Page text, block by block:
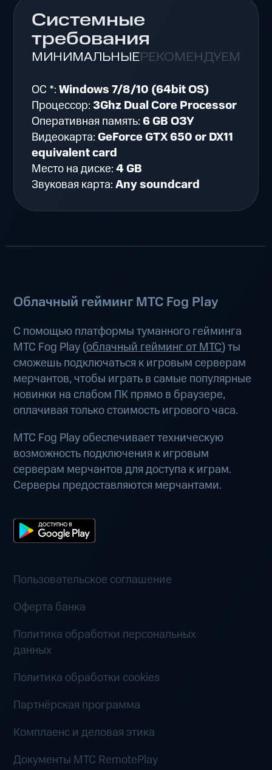
Системные
требования
МИНИМАЛЬНЫЕРЕКОМЕНДУЕМЫЕ
ОС *:Windows 7/8/10 (64bit OS)
Процессор:3Ghz Dual Core Processor
Оперативная память:6 GB ОЗУ
Видеокарта:GeForce GTX 650 or DX11
equivalent card
Место на диске:4 GB
Звуковая карта:Any soundcard
Облачный гейминг МТС Fog Play
С помощью платформы туманного гейминга
МТС Fog Play (облачный гейминг от МТС) ты
сможешь подключаться к игровым серверам
мерчантов, чтобы играть в самые популярные
новинки на слабом ПК прямо в браузере,
оплачивая только стоимость игрового часа.
МТС Fog Play обеспечивает техническую
возможность подключения к игровым
серверам мерчантов для доступа к играм.
Серверы предоставляются мерчантами.
Пользовательское соглашение
Оферта банка
Политика обработки персональных
данных
Политика обработки cookies
Партнёрская программа
Комплаенс и деловая этика
Документы MTC RemotePlay